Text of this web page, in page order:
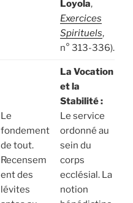
Loyola,
Exercices
Spirituels,
n° 313-336).
Le
fondement
de tout.
Recensem
ent des
lévites
La Vocation
et la
Stabilité :
Le service
ordonné au
sein du
corps
ecclésial. La
notion